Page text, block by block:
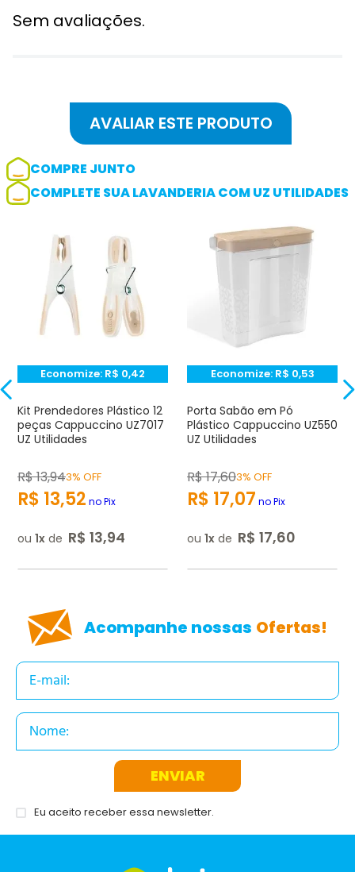
Adicionar avaliação
Avaliação
Avalie o produto de 1 até 5 estrelas
★ ★★ ☆☆
Endereço de e-mail
Escrever avaliação
Sem avaliações.
COMPRE JUNTO
COMPLETE SUA LAVANDERIA COM UZ UTILIDADES
Economize: R$ 0,42
Kit Prendedores Plástico 12
peças Cappuccino UZ7017
UZ Utilidades
R$13,943% OFF
R$ 13,52 no Pix
ou 1 de R$ 13,94
Economize: R$ 0,53
Porta Sabão em Pó
Plástico Cappuccino UZ550
UZ Utilidades
R$17,603% OFF
R$ 17,07 no Pix
ou 1 de R$ 17,60
Acompanhe nossas Ofertas!
ENVIAR
Eu aceito receber essa newsletter.